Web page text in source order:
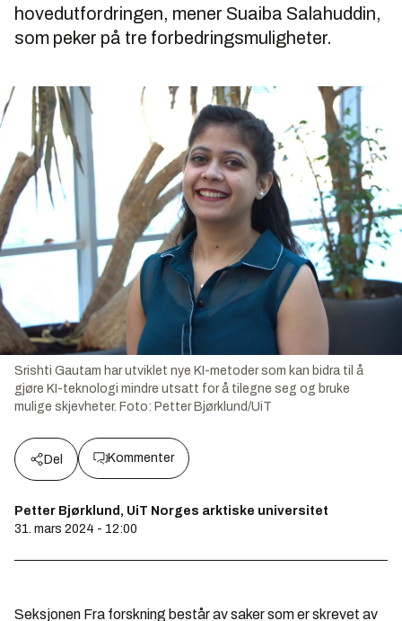
hovedutfordringen, mener Suaiba Salahuddin,
som peker på tre forbedringsmuligheter.
Srishti Gautam har utviklet nye KI-metoder som kan bidra til å
gjøre KI-teknologi mindre utsatt for å tilegne seg og bruke
mulige skjevheter. Foto: Petter Bjørklund/UiT
Del Kommenter
Petter Bjørklund, UiT Norges arktiske universitet
31. mars 2024 - 12:00
Seksjonen Fra forskning består av saker som er skrevet av